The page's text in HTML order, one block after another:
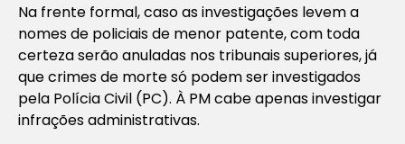
Na frente formal, caso as investigações levem a
nomes de policiais de menor patente, com toda
certeza serão anuladas nos tribunais superiores, já
que crimes de morte só podem ser investigados
pela Polícia Civil (PC). À PM cabe apenas investigar
infrações administrativas.